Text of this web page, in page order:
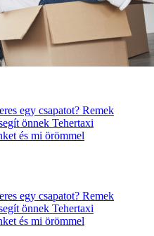
egy csapatot? Remek
önnek Tehertaxi
és mi örömmel
egy csapatot? Remek
önnek Tehertaxi
és mi örömmel